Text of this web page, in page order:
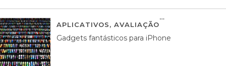
APLICATIVOS, AVALIAÇÃO
Gadgets fantásticos para iPhone